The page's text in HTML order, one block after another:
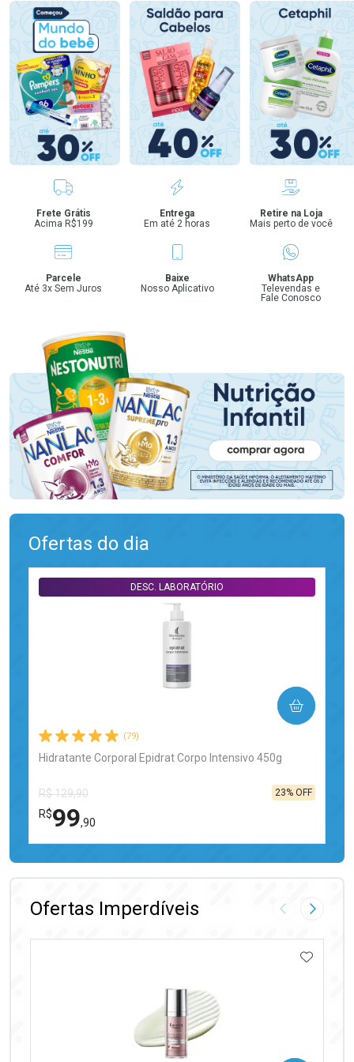
Benefícios
Frete Grátis
Acima R$199
Entrega
Em até 2 horas
Retire na Loja
Mais perto de você
Parcele
Até 3x Sem Juros
Baixe
Nosso Aplicativo
WhatsApp
Televendas e
Fale Conosco
Ofertas do dia
(79)
Hidratante Corporal Epidrat Corpo Intensivo 450g
DESC. LABORATÓRIO
R$ 129,90
R$99,90
23% OFF
COMPRAR
FECHAR
FECHAR
Ofertas Imperdíveis Imagem